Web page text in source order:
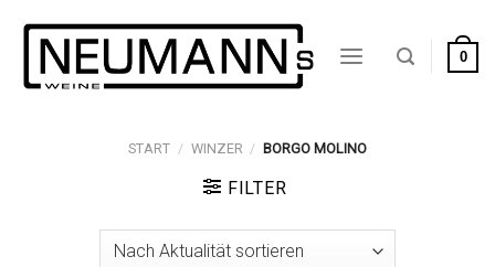
Inhalt
springen
0
START / WINZER / BORGO MOLINO
FILTER